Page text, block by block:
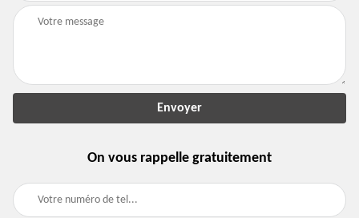
On vous rappelle gratuitement